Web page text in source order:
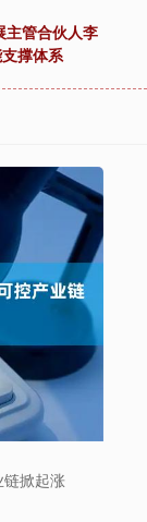
主管合伙人李
撑体系
掀起涨